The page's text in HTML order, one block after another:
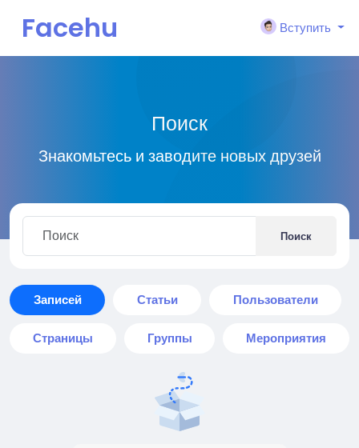
Facehu
Вступить
Поиск
Знакомьтесь и заводите новых друзей
Поиск
Записей Статьи Пользователи
Страницы Группы Мероприятия